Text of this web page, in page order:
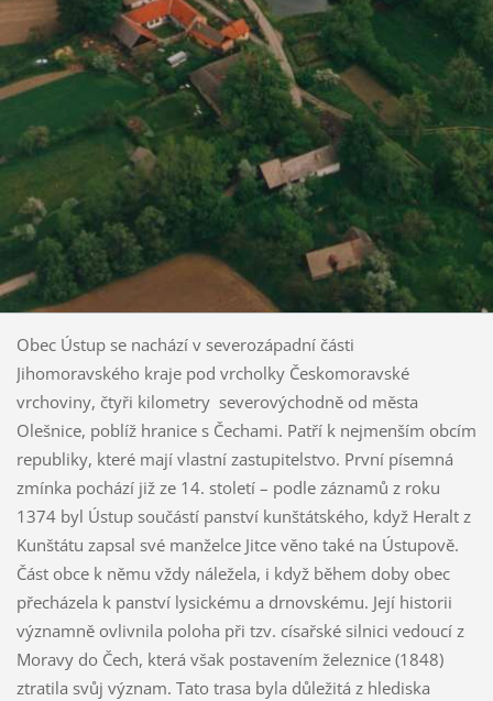
Obec Ústup se nachází v severozápadní části
Jihomoravského kraje pod vrcholky Českomoravské
vrchoviny, čtyři kilometry severovýchodně od města
Olešnice, poblíž hranice s Čechami. Patří k nejmenším obcím
republiky, které mají vlastní zastupitelstvo. První písemná
zmínka pochází již ze 14. století – podle záznamů z roku
1374 byl Ústup součástí panství kunštátského, když Heralt z
Kunštátu zapsal své manželce Jitce věno také na Ústupově.
Část obce k němu vždy náležela, i když během doby obec
přecházela k panství lysickému a drnovskému. Její historii
významně ovlivnila poloha při tzv. císařské silnici vedoucí z
Moravy do Čech, která však postavením železnice (1848)
ztratila svůj význam. Tato trasa byla důležitá z hlediska